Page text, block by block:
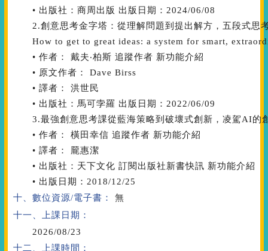
• 出版社：商周出版 出版日期：2024/06/08
2.創意思考金字塔：從理解問題到提出解方，五段式思
How to get to great ideas: a system for smart,
• 作者： 戴夫‧柏斯 追蹤作者 新功能介紹
• 原文作者： Dave Birss
• 譯者： 洪世民
• 出版社：馬可孛羅 出版日期：2022/06/09
3.最強創意思考課從藍海策略到破壞式創新，凌駕AI的
• 作者： 橫田幸信 追蹤作者 新功能介紹
• 譯者： 龎惠潔
• 出版社：天下文化 訂閱出版社新書快訊 新功能介紹
• 出版日期：2018/12/25
十、數位資源/電子書：
無
十一、上課日期：
2026/08/23
十二、上課時間：